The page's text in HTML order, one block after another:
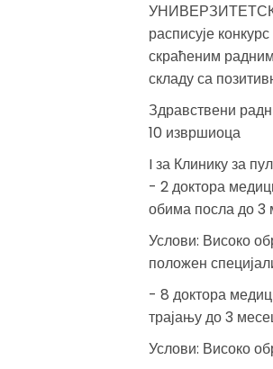
расписује
скраћеним
складу са
Здравствени
10 извршиоца
I за Клинику за
- 2 доктора
обима посла до 3
Услови: Високо
положен
- 8 доктора
трајању до 3
Услови: Високо